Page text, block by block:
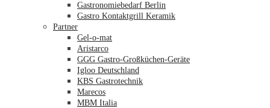
Gastronomiebedarf Berlin
Gastro Kontaktgrill Keramik
Partner
Gel-o-mat
Aristarco
GGG Gastro-Großküchen-Geräte
Igloo Deutschland
KBS Gastrotechnik
Marecos
MBM Italia